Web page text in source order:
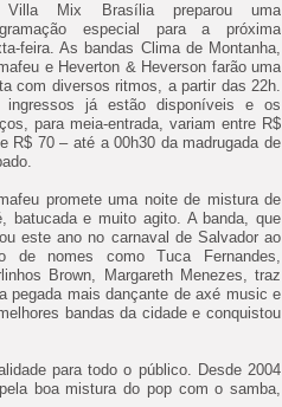
Mix Brasília preparou uma
especial para a próxima
feira. As bandas Clima de Montanha,
e Heverton & Heverson farão uma
com diversos ritmos, a partir das 22h.
ingressos já estão disponíveis e os
para meia-entrada, variam entre R$
R$ 70 – até a 00h30 da madrugada de
promete uma noite de mistura de
batucada e muito agito. A banda, que
este ano no carnaval de Salvador ao
de nomes como Tuca Fernandes,
Brown, Margareth Menezes, traz
pegada mais dançante de axé music e
bandas da cidade e conquistou
para todo o público. Desde 2004
boa mistura do pop com o samba,